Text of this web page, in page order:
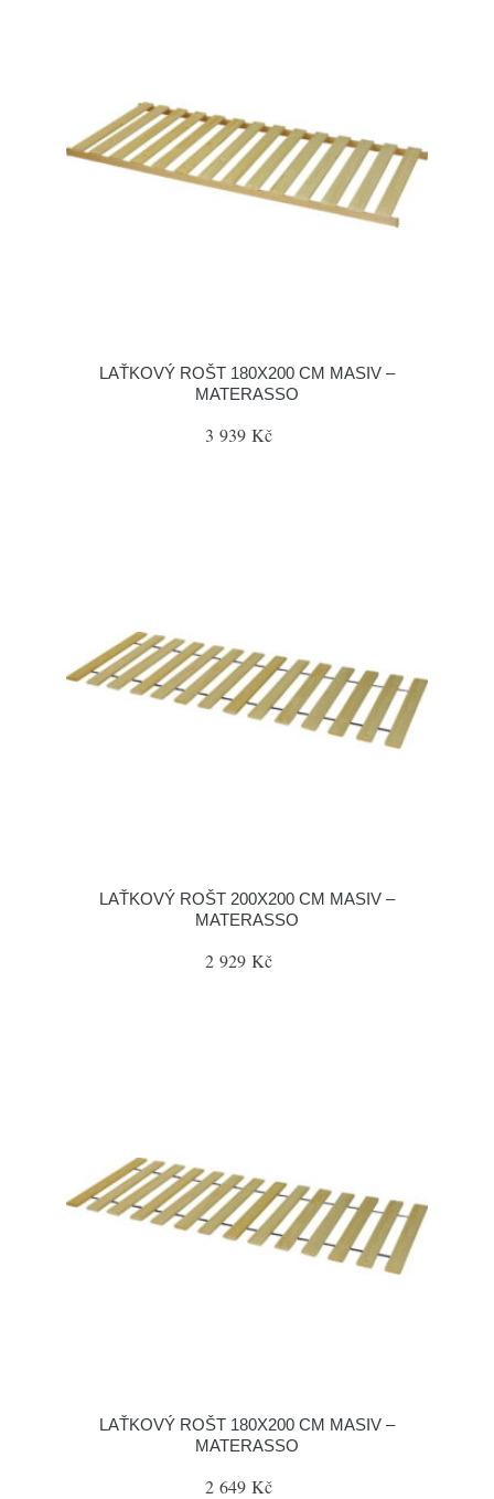
LAŤKOVÝ ROŠT 180X200 CM MASIV –
MATERASSO
3 939 Kč
LAŤKOVÝ ROŠT 200X200 CM MASIV –
MATERASSO
2 929 Kč
LAŤKOVÝ ROŠT 180X200 CM MASIV –
MATERASSO
2 649 Kč